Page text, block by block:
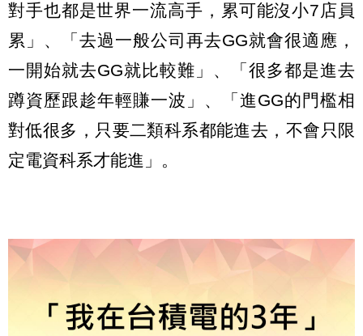
對手也都是世界一流高手，累可能沒小7店員
累」、「去過一般公司再去GG就會很適應，
一開始就去GG就比較難」、「很多都是進去
蹲資歷跟趁年輕賺一波」、「進GG的門檻相
對低很多，只要二類科系都能進去，不會只限
定電資科系才能進」。